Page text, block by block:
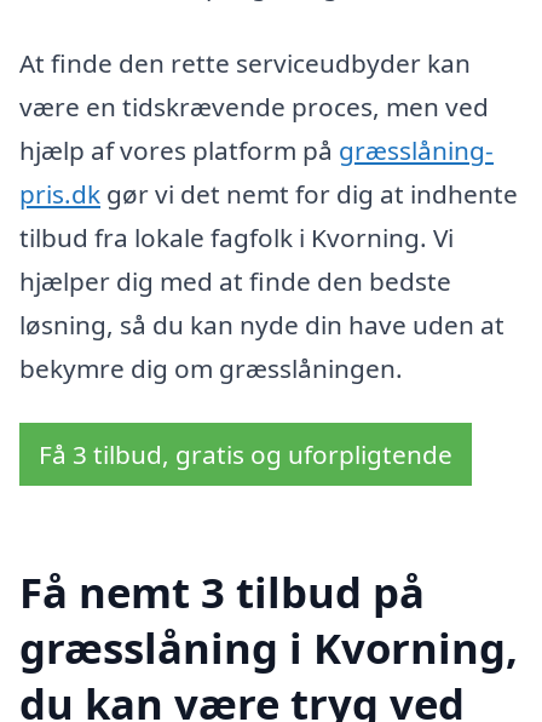
At finde den rette serviceudbyder kan
være en tidskrævende proces, men ved
hjælp af vores platform på græsslåning-
pris.dk gør vi det nemt for dig at indhente
tilbud fra lokale fagfolk i Kvorning. Vi
hjælper dig med at finde den bedste
løsning, så du kan nyde din have uden at
bekymre dig om græsslåningen.
Få 3 tilbud, gratis og uforpligtende
Få nemt 3 tilbud på
græsslåning i Kvorning,
du kan være tryg ved